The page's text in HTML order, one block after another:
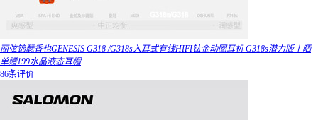
丽弦锦瑟香也GENESIS G318 /G318s入耳式有线HIFI钛金动圈耳机 G318s潜力版丨晒
单赠199水晶液态耳帽
86条评价